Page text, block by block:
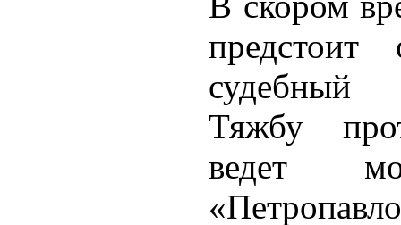
предстоит
судебный
Тяжбу
ведет